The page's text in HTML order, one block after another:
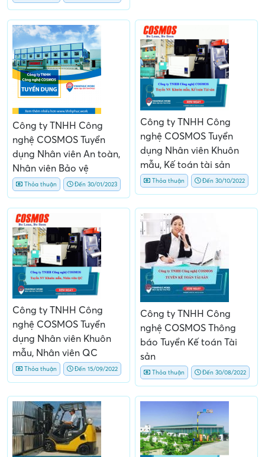
Công ty TNHH Công
nghệ COSMOS Tuyển
dụng Nhân viên An toàn,
Nhân viên Bảo vệ
Thỏa thuận Đến 30/01/2023
Công ty TNHH Công
nghệ COSMOS Tuyển
dụng Nhân viên Khuôn
mẫu, Kế toán tài sản
Thỏa thuận Đến 30/10/2022
Công ty TNHH Công
nghệ COSMOS Tuyển
dụng Nhân viên Khuôn
mẫu, Nhân viên QC
Thỏa thuận Đến 15/09/2022
Công ty TNHH Công
nghệ COSMOS Thông
báo Tuyển Kế toán Tài
sản
Thỏa thuận Đến 30/08/2022